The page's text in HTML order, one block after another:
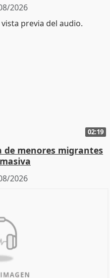
2026
02:19
de menores migrantes
2026